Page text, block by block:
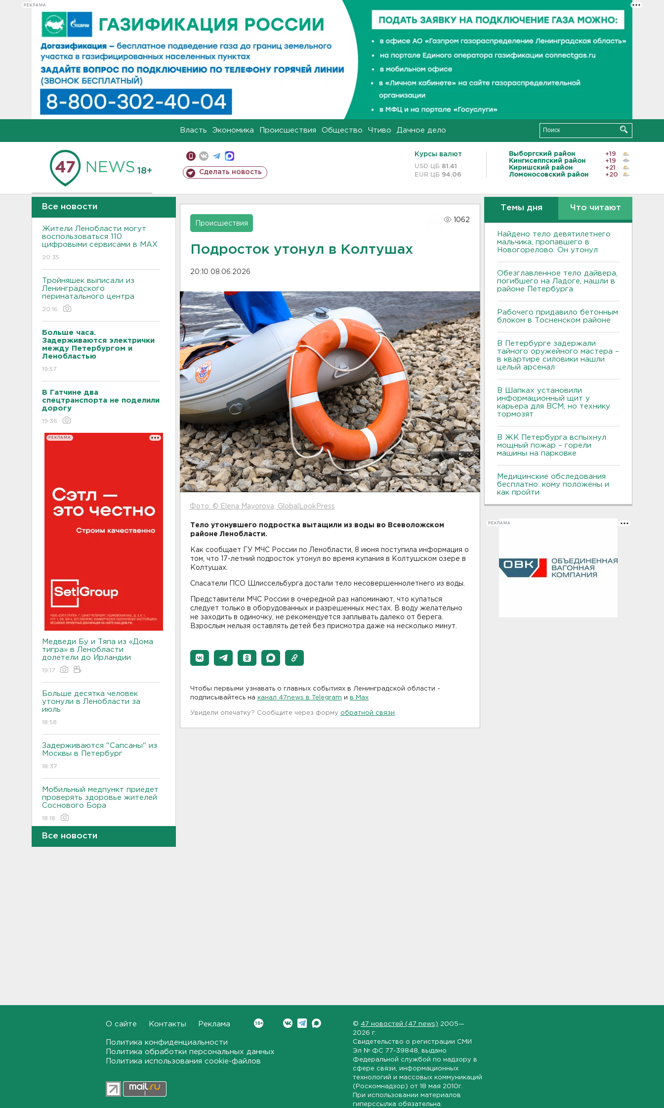
РЕКЛАМА
Власть Экономика Происшествия Общество Чтиво Дачное дело
18+ Сделать новость
Курсы валют
USD ЦБ 81.41
EUR ЦБ 94.06
Выборгский район
+19
Кингисеппский район
+19
Киришский район
+21
Ломоносовский район
+20
Все новости
Жители Ленобласти могут
воспользоваться 110
цифровыми сервисами в МАХ
20:35
Тройняшек выписали из
Ленинградского
перинатального центра
20:16
Больше часа.
Задерживаются электрички
между Петербургом и
Ленобластью
19:57
В Гатчине два
спецтранспорта не поделили
дорогу
19:36
РЕКЛАМА
Медведи Бу и Тяпа из «Дома
тигра» в Ленобласти
долетели до Ирландии
19:17
Больше десятка человек
утонули в Ленобласти за
июль
18:58
Задерживаются "Сапсаны" из
Москвы в Петербург
18:37
Мобильный медпункт приедет
проверять здоровье жителей
Соснового Бора
18:18
В вузы Петербурга по квоте
детей поступили 3,4 тысячи
Новогорелово. Он утонул
Все новости
Происшествия
1062
Подросток утонул в Колтушах
20:10 08.06.2026
Фото: © Elena Mayorova, GlobalLookPress
Тело утонувшего подростка вытащили из воды во Всеволожском
районе Ленобласти.
Как сообщает ГУ МЧС России по Ленобласти, 8 июня поступила информация о
том, что 17-летний подросток утонул во время купания в Колтушском озере в
Колтушах.
Спасатели ПСО Шлиссельбурга достали тело несовершеннолетнего из воды.
Представители МЧС России в очередной раз напоминают, что купаться
следует только в оборудованных и разрешенных местах. В воду желательно
не заходить в одиночку, не рекомендуется заплывать далеко от берега.
Взрослым нельзя оставлять детей без присмотра даже на несколько минут.
Чтобы первыми узнавать о главных событиях в Ленинградской области -
подписывайтесь на канал 47news в Telegram и в Maх
Увидели опечатку? Сообщите через форму обратной связи
Темы дня Что читают
Найдено тело девятилетнего
мальчика, пропавшего в
Новогорелово. Он утонул
Обезглавленное тело дайвера,
погибшего на Ладоге, нашли в
районе Петербурга
Рабочего придавило бетонным
блоком в Тосненском районе
В Петербурге задержали
тайного оружейного мастера –
в квартире силовики нашли
целый арсенал
В Шапках установили
информационный щит у
карьера для ВСМ, но технику
тормозят
В ЖК Петербурга вспыхнул
мощный пожар – горели
машины на парковке
Медицинские обследования
бесплатно: кому положены и
как пройти
РЕКЛАМА
О сайте Контакты Реклама
Политика конфиденциальности
Политика обработки персональных данных
Политика использования cookie-файлов
© 47 новостей (47 news) 2005—
2026 г.
Свидетельство о регистрации СМИ
Эл № ФС 77-39848 , выдано
Федеральной службой по надзору в
сфере связи, информационных
технологий и массовых коммуникаций
(Роскомнадзор) от 18 мая 2010г.
При использовании материалов
гиперссылка обязательна.